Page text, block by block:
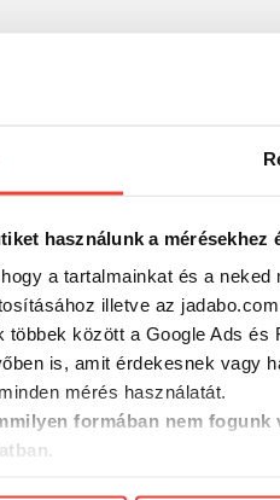
használunk a mérésekhez
a tartalmainkat és a
illetve az
többek között a Google Ads
is, amit érdekesnek vagy
mérés használatát.
formában nem